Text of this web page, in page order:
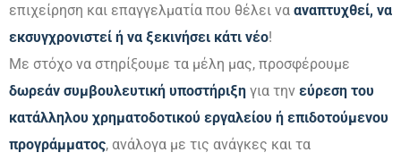
επιχείρηση και επαγγελματία που θέλει να αναπτυχθεί, να
εκσυγχρονιστεί ή να ξεκινήσει κάτι νέο!
Με στόχο να στηρίξουμε τα μέλη μας, προσφέρουμε
δωρεάν συμβουλευτική υποστήριξη για την εύρεση του
κατάλληλου χρηματοδοτικού εργαλείου ή επιδοτούμενου
προγράμματος, ανάλογα με τις ανάγκες και τα